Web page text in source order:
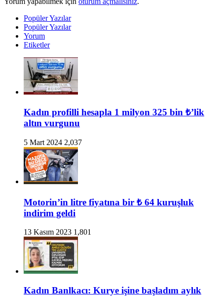
Popüler Yazılar
Popüler Yazılar
Yorum
Etiketler
Kadın profilli hesapla 1 milyon 325 bin ₺’lik
altın vurgunu
5 Mart 2024 2,037
Motorin’in litre fiyatına bir ₺ 64 kuruşluk
indirim geldi
13 Kasım 2023 1,801
Kadın Banlkacı: Kurye işine başladım aylık